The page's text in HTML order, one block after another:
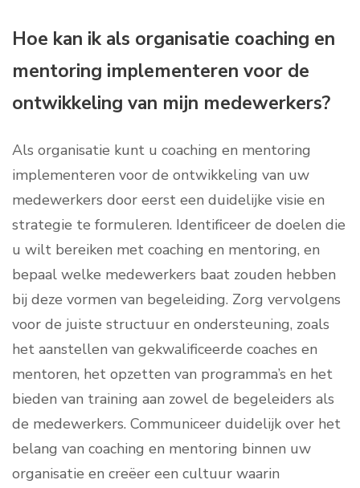
Hoe kan ik als organisatie coaching en
mentoring implementeren voor de
ontwikkeling van mijn medewerkers?
Als organisatie kunt u coaching en mentoring
implementeren voor de ontwikkeling van uw
medewerkers door eerst een duidelijke visie en
strategie te formuleren. Identificeer de doelen die
u wilt bereiken met coaching en mentoring, en
bepaal welke medewerkers baat zouden hebben
bij deze vormen van begeleiding. Zorg vervolgens
voor de juiste structuur en ondersteuning, zoals
het aanstellen van gekwalificeerde coaches en
mentoren, het opzetten van programma’s en het
bieden van training aan zowel de begeleiders als
de medewerkers. Communiceer duidelijk over het
belang van coaching en mentoring binnen uw
organisatie en creëer een cultuur waarin